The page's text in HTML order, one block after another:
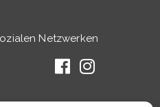
Netzwerken